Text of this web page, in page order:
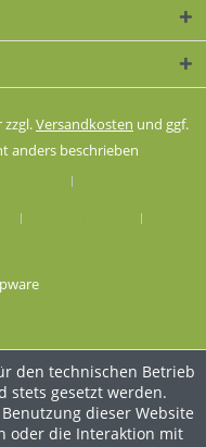
Versandkosten und ggf.
anders beschrieben
den technischen Betrieb
stets gesetzt werden.
dieser Website
oder die Interaktion mit